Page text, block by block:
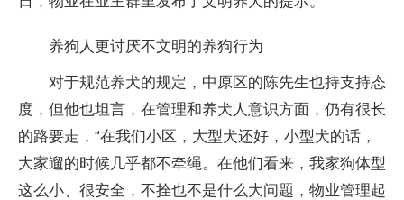
养狗人更讨厌不文明的养狗行为
对于规范养犬的规定，中原区的陈先生也持支持态
度，但他也坦言，在管理和养犬人意识方面，仍有很长
的路要走，“在我们小区，大型犬还好，小型犬的话，
大家遛的时候几乎都不牵绳。在他们看来，我家狗体型
这么小、很安全，不拴也不是什么大问题，物业管理起